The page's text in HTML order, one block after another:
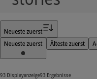
Neueste zuerst
Neueste zuerst
Älteste zuerst
93 Displayanzeige93 Ergebnisse